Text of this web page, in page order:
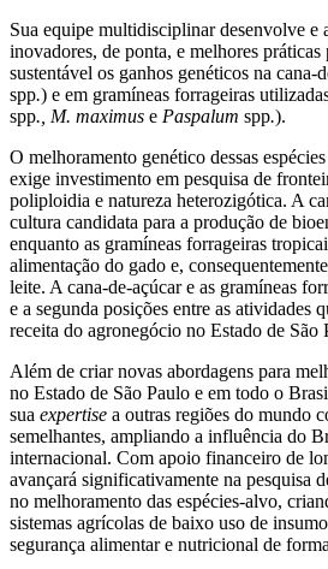
Sua equipe multidisciplinar desenvolve e
inovadores, de ponta, e melhores
sustentável os ganhos genéticos na cana-
spp.) e em gramíneas forrageiras
spp., M. maximus e Paspalum spp.).
O melhoramento genético dessas
exige investimento em pesquisa de
poliploidia e natureza heterozigótica. A
cultura candidata para a produção de
enquanto as gramíneas forrageiras
alimentação do gado e,
leite. A cana-de-açúcar e as gramíneas
e a segunda posições entre as atividades
receita do agronegócio no Estado de São
Além de criar novas abordagens para
no Estado de São Paulo e em todo o
sua expertise a outras regiões do mundo
semelhantes, ampliando a influência do
internacional. Com apoio financeiro de
avançará significativamente na pesquisa
no melhoramento das espécies-alvo,
sistemas agrícolas de baixo uso de
segurança alimentar e nutricional de